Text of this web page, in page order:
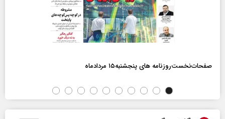
صفحات‌نخست‌روزنامه ها‌ی پنجشنبه‌۱۵ مردادماه